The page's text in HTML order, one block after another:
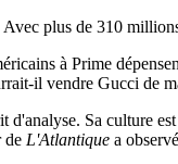
plus de 310
à Prime
il vendre Gucci de
d'analyse. Sa culture
de L'Atlantique a